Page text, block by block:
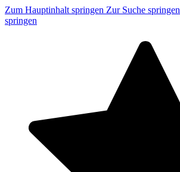
Zum Hauptinhalt springen Zur Suche springen
springen